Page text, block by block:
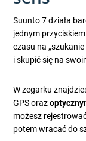
Suunto 7 działa
jednym
czasu na
i skupić się na
W zegarku
GPS oraz
możesz
potem wracać do